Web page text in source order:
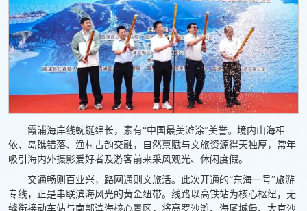
霞浦海岸线蜿蜒绵长，素有“中国最美滩涂”美誉。境内山海相
依、岛礁错落、渔村古韵交融，自然禀赋与文旅资源得天独厚，常年
吸引海内外摄影爱好者及游客前来采风观光、休闲度假。
交通畅则百业兴，路网通则文旅活。此次开通的“东海一号”旅游
专线，正是串联滨海风光的黄金纽带。线路以高铁站为核心枢纽，无
缝衔接动车站与南部滨海核心景区，将高罗沙滩、海尾城堡、大京沙